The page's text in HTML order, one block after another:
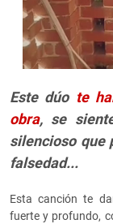
Este dúo te
obra, se
silencioso que
falsedad...
Esta canción te
fuerte y profundo,